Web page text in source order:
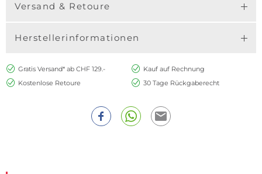
Versand & Retoure
Herstellerinformationen
Gratis Versand* ab CHF 129.-
Kauf auf Rechnung
Kostenlose Retoure
30 Tage Rückgaberecht